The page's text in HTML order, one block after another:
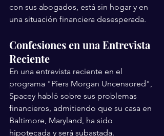
con sus abogados, está sin hogar y en
una situación financiera desesperada.
Confesiones en una Entrevista
Reciente
En una entrevista reciente en el
programa "Piers Morgan Uncensored",
Spacey habló sobre sus problemas
financieros, admitiendo que su casa en
Baltimore, Maryland, ha sido
hipotecada y será subastada.